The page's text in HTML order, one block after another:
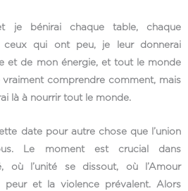
je bénirai chaque table, chaque
ceux qui ont peu, je leur donnerai
et de mon énergie, et tout le monde
vraiment comprendre comment, mais
là à nourrir tout le monde.
date pour autre chose que l’union
Le moment est crucial dans
où l’unité se dissout, où l’Amour
peur et la violence prévalent. Alors